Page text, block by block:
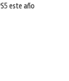
este año